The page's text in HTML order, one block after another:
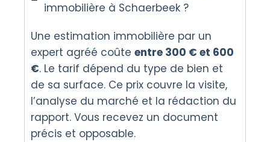
immobilière à Schaerbeek ?
Une estimation immobilière par un
expert agréé coûte entre 300 € et 600
€. Le tarif dépend du type de bien et
de sa surface. Ce prix couvre la visite,
l’analyse du marché et la rédaction du
rapport. Vous recevez un document
précis et opposable.